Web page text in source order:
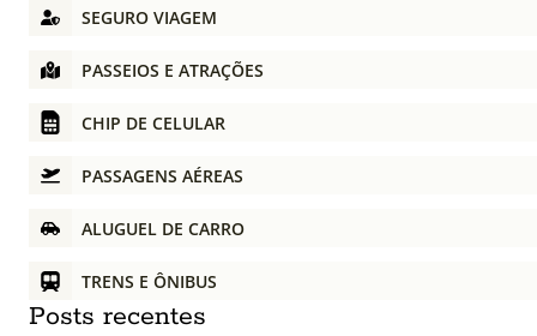
SEGURO VIAGEM
PASSEIOS E ATRAÇÕES
CHIP DE CELULAR
PASSAGENS AÉREAS
ALUGUEL DE CARRO
TRENS E ÔNIBUS
Posts recentes